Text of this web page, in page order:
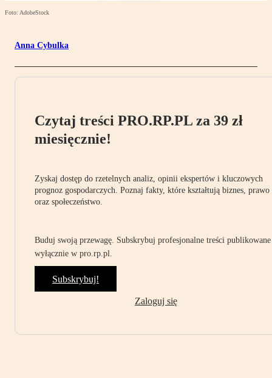
Foto: AdobeStock
Anna Cybulka
Czytaj treści PRO.RP.PL za 39 zł
miesięcznie!
Zyskaj dostęp do rzetelnych analiz, opinii ekspertów i kluczowych
prognoz gospodarczych. Poznaj fakty, które kształtują biznes, prawo
oraz społeczeństwo.
Buduj swoją przewagę. Subskrybuj profesjonalne treści publikowane
wyłącznie w pro.rp.pl.
Subskrybuj!
Zaloguj się